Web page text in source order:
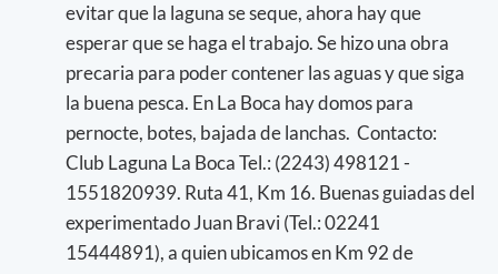
evitar que la laguna se seque, ahora hay que
esperar que se haga el trabajo. Se hizo una obra
precaria para poder contener las aguas y que siga
la buena pesca. En La Boca hay domos para
pernocte, botes, bajada de lanchas. Contacto:
Club Laguna La Boca Tel.: (2243) 498121 -
1551820939. Ruta 41, Km 16. Buenas guiadas del
experimentado Juan Bravi (Tel.: 02241
15444891), a quien ubicamos en Km 92 de